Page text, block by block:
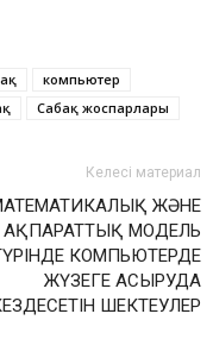
компьютер
Сабақ жоспарлары
Келесі материал
ЖӘНЕ
АҚПАРАТТЫҚ МОДЕЛЬ
КОМПЬЮТЕРДЕ
ЖҮЗЕГЕ АСЫРУДА
ШЕКТЕУЛЕР